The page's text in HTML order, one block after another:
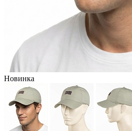
Новинка